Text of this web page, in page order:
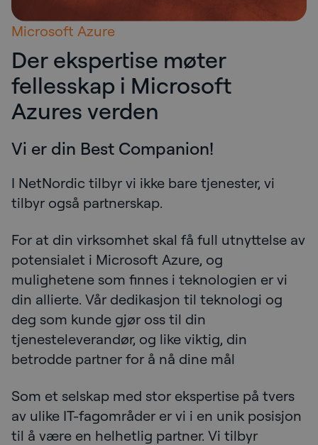
Microsoft Azure
Der ekspertise møter
fellesskap i Microsoft
Azures verden
Vi er din Best Companion!
I NetNordic tilbyr vi ikke bare tjenester, vi
tilbyr også partnerskap.
For at din virksomhet skal få full utnyttelse av
potensialet i Microsoft Azure, og
mulighetene som finnes i teknologien er vi
din allierte. Vår dedikasjon til teknologi og
deg som kunde gjør oss til din
tjenesteleverandør, og like viktig, din
betrodde partner for å nå dine mål
Som et selskap med stor ekspertise på tvers
av ulike IT-fagområder er vi i en unik posisjon
til å være en helhetlig partner. Vi tilbyr